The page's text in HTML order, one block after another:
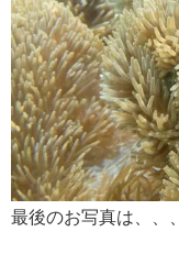
最後のお写真は、、、